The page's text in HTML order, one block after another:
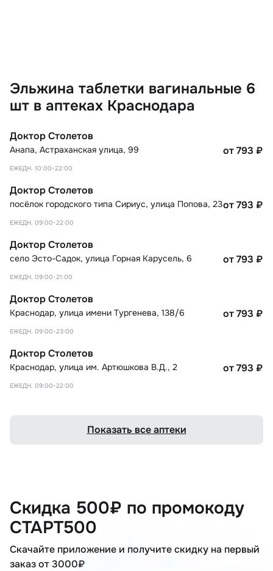
Эльжина таблетки вагинальные 6
шт в аптеках Краснодара
Доктор Столетов
Анапа, Астраханская улица, 99
ЕЖЕДН. 10:00-22:00
от 793 ₽
Доктор Столетов
посёлок городского типа Сириус, улица Попова, 23
ЕЖЕДН. 09:00-22:00
от 793 ₽
Доктор Столетов
село Эсто-Садок, улица Горная Карусель, 6
ЕЖЕДН. 09:00-21:00
от 793 ₽
Доктор Столетов
Краснодар, улица имени Тургенева, 138/6
ЕЖЕДН. 09:00-23:00
от 793 ₽
Доктор Столетов
Краснодар, улица им. Артюшкова В.Д., 2
ЕЖЕДН. 09:00-22:00
от 793 ₽
Показать все аптеки
Скидка 500₽ по промокоду
СТАРТ500
Скачайте приложение и получите скидку на первый
заказ от 3000₽